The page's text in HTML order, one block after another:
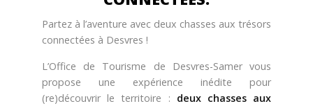
Culture
RANDONNÉES
Les randonnées
Partez à l’aventure avec deux chasses aux trésors
connectées à Desvres !
L’Office de Tourisme de Desvres-Samer vous
propose une expérience inédite pour
(re)découvrir le territoire : deux chasses aux